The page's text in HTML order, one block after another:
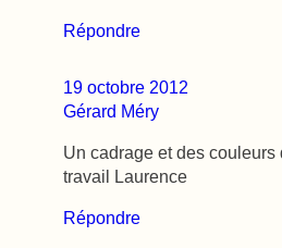
Répondre
19 octobre 2012
Gérard Méry
Un cadrage et des
travail Laurence
Répondre